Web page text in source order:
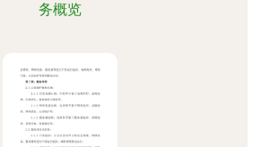
务概览